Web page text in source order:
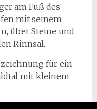
am Fuß des
mit seinem
über Steine und
Rinnsal.
für ein
mit kleinem